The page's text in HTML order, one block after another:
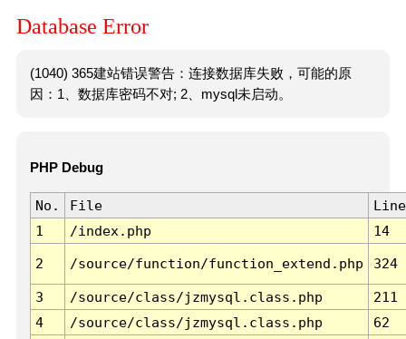
Database Error
(1040) 365建站错误警告：连接数据库失败，可能的原
因：1、数据库密码不对; 2、mysql未启动。
PHP Debug
No. File
Line
1
/index.php 14
2 /source/function/function_extend.php 324
3 /source/class/jzmysql.class.php
211
4
/source/class/jzmysql.class.php
62